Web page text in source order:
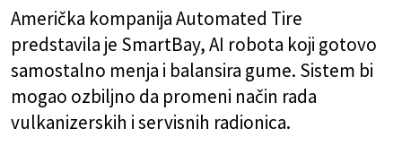
Američka kompanija Automated Tire
predstavila je SmartBay, AI robota koji gotovo
samostalno menja i balansira gume. Sistem bi
mogao ozbiljno da promeni način rada
vulkanizerskih i servisnih radionica.